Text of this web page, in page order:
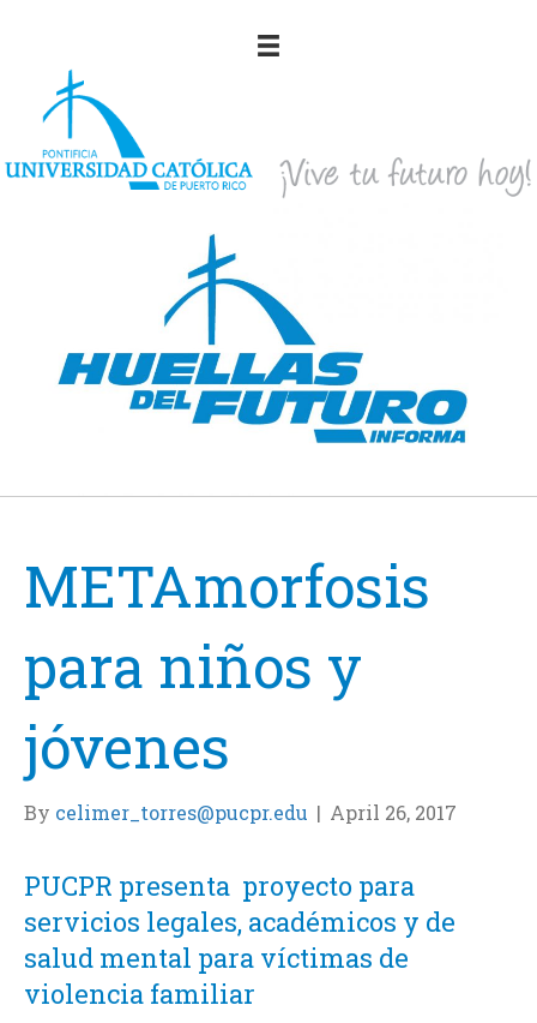
METAmorfosis
para niños y
jóvenes
By celimer_torres@pucpr.edu | April 26, 2017
PUCPR presenta proyecto para
servicios legales, académicos y de
salud mental para víctimas de
violencia familiar